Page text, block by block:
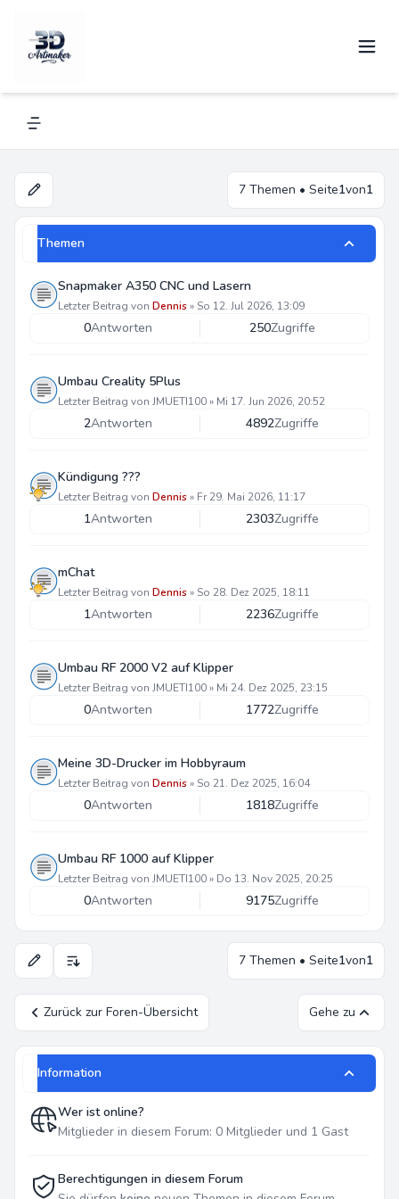
Navigation menu
7 Themen • Seite1von1
Themen
Snapmaker A350 CNC und Lasern
Letzter Beitrag von Dennis» So 12. Jul 2026, 13:09
0Antworten 250Zugriffe
Umbau Creality 5Plus
Letzter Beitrag von JMUETI100» Mi 17. Jun 2026, 20:52
2Antworten 4892Zugriffe
Kündigung ???
Letzter Beitrag von Dennis» Fr 29. Mai 2026, 11:17
1Antworten 2303Zugriffe
mChat
Letzter Beitrag von Dennis» So 28. Dez 2025, 18:11
1Antworten 2236Zugriffe
Umbau RF 2000 V2 auf Klipper
Letzter Beitrag von JMUETI100» Mi 24. Dez 2025, 23:15
0Antworten 1772Zugriffe
Meine 3D-Drucker im Hobbyraum
Letzter Beitrag von Dennis» So 21. Dez 2025, 16:04
0Antworten 1818Zugriffe
Umbau RF 1000 auf Klipper
Letzter Beitrag von JMUETI100» Do 13. Nov 2025, 20:25
0Antworten 9175Zugriffe
Anzeige- und Sortierungs-Einstellungen7 Themen • Seite1von1
Zurück zur Foren-Übersicht Gehe zu
Information
Wer ist online?
Mitglieder in diesem Forum: 0 Mitglieder und 1 Gast
Berechtigungen in diesem Forum